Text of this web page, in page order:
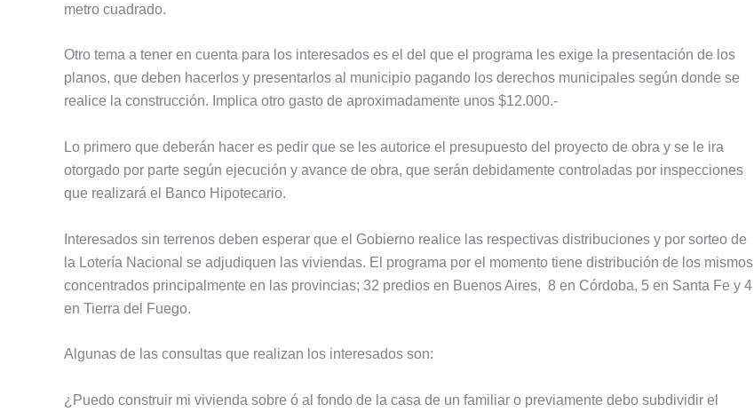
metro cuadrado.
Otro tema a tener en cuenta para los interesados es el del que el programa les exige la presentación de los
planos, que deben hacerlos y presentarlos al municipio pagando los derechos municipales según donde se
realice la construcción. Implica otro gasto de aproximadamente unos $12.000.-
Lo primero que deberán hacer es pedir que se les autorice el presupuesto del proyecto de obra y se le ira
otorgado por parte según ejecución y avance de obra, que serán debidamente controladas por inspecciones
que realizará el Banco Hipotecario.
Interesados sin terrenos deben esperar que el Gobierno realice las respectivas distribuciones y por sorteo de
la Lotería Nacional se adjudiquen las viviendas. El programa por el momento tiene distribución de los mismos
concentrados principalmente en las provincias; 32 predios en Buenos Aires, 8 en Córdoba, 5 en Santa Fe y 4
en Tierra del Fuego.
Algunas de las consultas que realizan los interesados son:
¿Puedo construir mi vivienda sobre ó al fondo de la casa de un familiar o previamente debo subdividir el